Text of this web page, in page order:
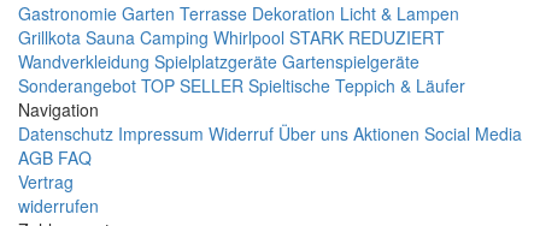
Gastronomie Garten Terrasse Dekoration Licht & Lampen
Grillkota Sauna Camping Whirlpool STARK REDUZIERT
Wandverkleidung Spielplatzgeräte Gartenspielgeräte
Sonderangebot TOP SELLER Spieltische Teppich & Läufer
Navigation
Datenschutz Impressum Widerruf Über uns Aktionen Social Media
AGB FAQ
Vertrag
widerrufen